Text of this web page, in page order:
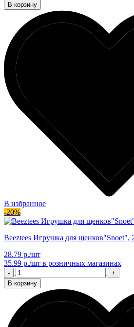
В корзину
В избранное
-20%
Beeztees Игрушка для щенков"Snoet",
28.79 р./шт
35.99 р./шт в розничных магазинах
-
+
В корзину